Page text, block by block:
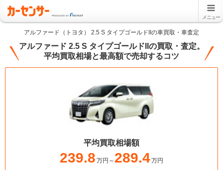
メニュー
アルファード（トヨタ） 2.5 S タイプゴールドIIの車買取・車査定
アルファード 2.5 S タイプゴールドIIの買取・査定。
平均買取相場と最高額で売却するコツ
平均買取相場額
239.8 万円～ 289.4万円